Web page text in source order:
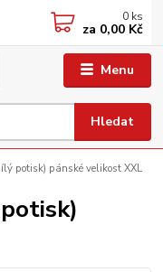
Menu
Hledat
0 ks
za 0,00 Kč
potisk) pánské velikost XXL